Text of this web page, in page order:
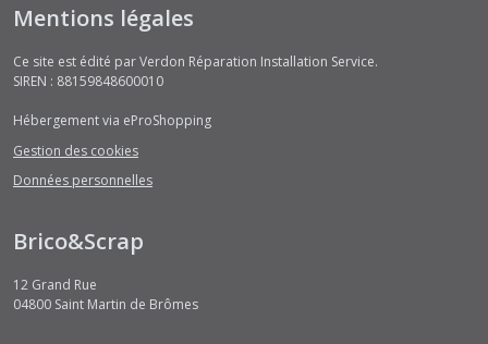
Mentions légales
Ce site est édité par Verdon Réparation Installation Service.
SIREN : 88159848600010
Hébergement via eProShopping
Gestion des cookies
Données personnelles
Brico&Scrap
12 Grand Rue
04800 Saint Martin de Brômes